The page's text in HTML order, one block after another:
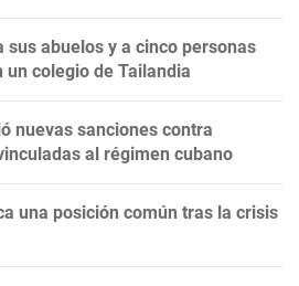
sus abuelos y a cinco personas
colegio de Tailandia
nuevas sanciones contra
al régimen cubano
una posición común tras la crisis